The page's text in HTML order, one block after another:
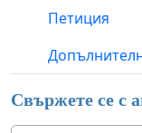
Петиция
Свържете се с